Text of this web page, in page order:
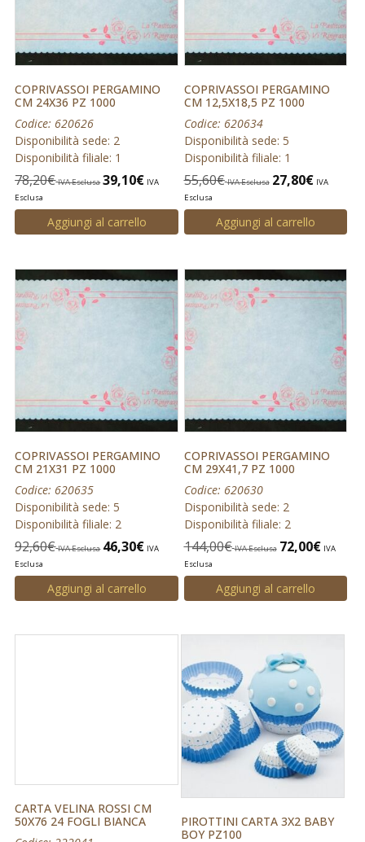
COPRIVASSOI PERGAMINO
CM 24X36 PZ 1000
Codice: 620626
Disponibilità sede: 2
Disponibilità filiale: 1
78,20€ IVA Esclusa 39,10€ IVA
Esclusa
Aggiungi al carrello
COPRIVASSOI PERGAMINO
CM 12,5X18,5 PZ 1000
Codice: 620634
Disponibilità sede: 5
Disponibilità filiale: 1
55,60€ IVA Esclusa 27,80€ IVA
Esclusa
Aggiungi al carrello
COPRIVASSOI PERGAMINO
CM 21X31 PZ 1000
Codice: 620635
Disponibilità sede: 5
Disponibilità filiale: 2
92,60€ IVA Esclusa 46,30€ IVA
Esclusa
Aggiungi al carrello
COPRIVASSOI PERGAMINO
CM 29X41,7 PZ 1000
Codice: 620630
Disponibilità sede: 2
Disponibilità filiale: 2
144,00€ IVA Esclusa 72,00€ IVA
Esclusa
Aggiungi al carrello
CARTA VELINA ROSSI CM
50X76 24 FOGLI BIANCA
PIROTTINI CARTA 3X2 BABY
BOY PZ100